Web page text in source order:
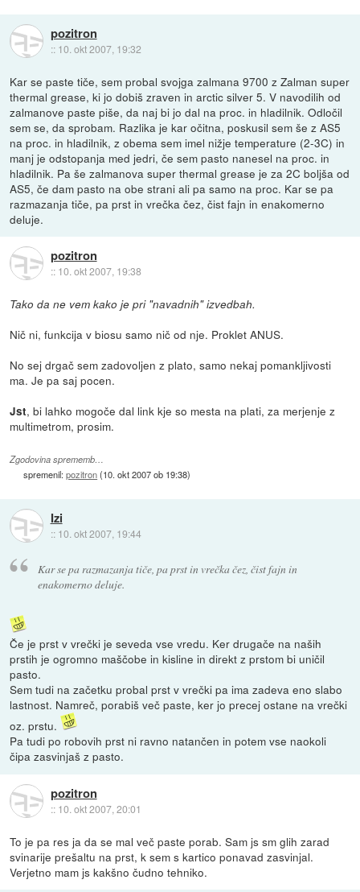
pozitron
:: 10. okt 2007, 19:32
Kar se paste tiče, sem probal svojga zalmana 9700 z Zalman super
thermal grease, ki jo dobiš zraven in arctic silver 5. V navodilih od
zalmanove paste piše, da naj bi jo dal na proc. in hladilnik. Odločil
sem se, da sprobam. Razlika je kar očitna, poskusil sem še z AS5
na proc. in hladilnik, z obema sem imel nižje temperature (2-3C) in
manj je odstopanja med jedri, če sem pasto nanesel na proc. in
hladilnik. Pa še zalmanova super thermal grease je za 2C boljša od
AS5, če dam pasto na obe strani ali pa samo na proc. Kar se pa
razmazanja tiče, pa prst in vrečka čez, čist fajn in enakomerno
deluje.
pozitron
:: 10. okt 2007, 19:38
Tako da ne vem kako je pri "navadnih" izvedbah.
Nič ni, funkcija v biosu samo nič od nje. Proklet ANUS.
No sej drgač sem zadovoljen z plato, samo nekaj pomankljivosti
ma. Je pa saj pocen.
Jst, bi lahko mogoče dal link kje so mesta na plati, za merjenje z
multimetrom, prosim.
Zgodovina sprememb…
spremenil:pozitron(10. okt 2007 ob 19:38)
Izi
:: 10. okt 2007, 19:44
Kar se pa razmazanja tiče, pa prst in vrečka čez, čist fajn in
enakomerno deluje.
Če je prst v vrečki je seveda vse vredu. Ker drugače na naših
prstih je ogromno maščobe in kisline in direkt z prstom bi uničil
pasto.
Sem tudi na začetku probal prst v vrečki pa ima zadeva eno slabo
lastnost. Namreč, porabiš več paste, ker jo precej ostane na vrečki
oz. prstu.
Pa tudi po robovih prst ni ravno natančen in potem vse naokoli
čipa zasvinjaš z pasto.
pozitron
:: 10. okt 2007, 20:01
To je pa res ja da se mal več paste porab. Sam js sm glih zarad
svinarije prešaltu na prst, k sem s kartico ponavad zasvinjal.
Verjetno mam js kakšno čudno tehniko.